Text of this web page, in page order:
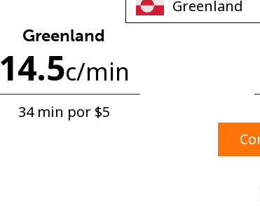
Mínimo 8
Una letra
Un caracter
Greenland
14.5c/min
34 min por ⁦$5⁩